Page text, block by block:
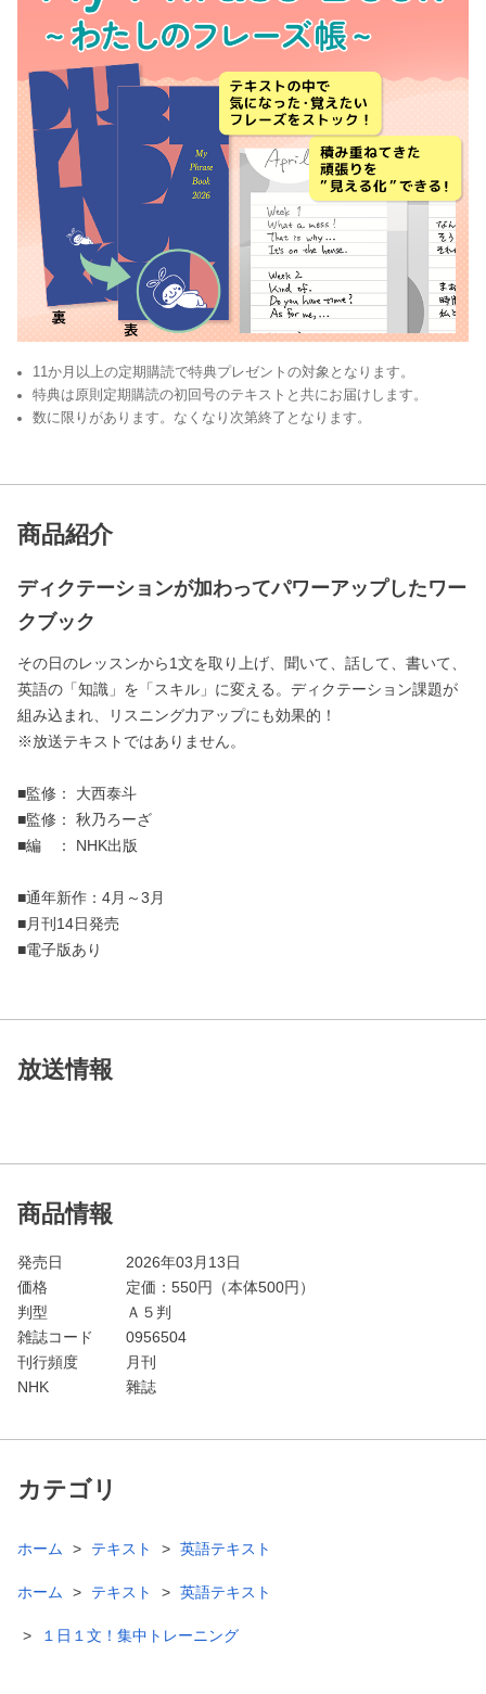
11か月以上の定期購読で特典プレゼントの対象となります。
特典は原則定期購読の初回号のテキストと共にお届けします。
数に限りがあります。なくなり次第終了となります。
商品紹介
ディクテーションが加わってパワーアップしたワー
クブック
その日のレッスンから1文を取り上げ、聞いて、話して、書いて、
英語の「知識」を「スキル」に変える。ディクテーション課題が
組み込まれ、リスニング力アップにも効果的！
※放送テキストではありません。
■監修： 大西泰斗
■監修： 秋乃ろーざ
■編 ： NHK出版
■通年新作：4月～3月
■月刊14日発売
■電子版あり
放送情報
商品情報
発売日
2026年03月13日
価格
定価： 550円（本体500円）
判型
Ａ５判
雑誌コード
0956504
刊行頻度
月刊
NHK
雜誌
カテゴリ
ホーム テキスト 英語テキスト
ホーム テキスト 英語テキスト
１日１文！集中トレーニング